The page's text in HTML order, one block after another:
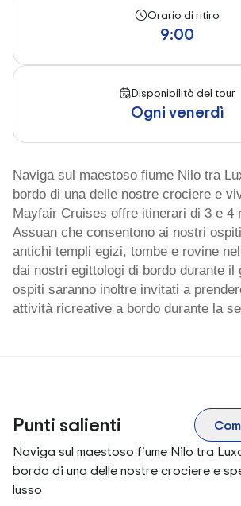
Orario di ritiro
9:00
Disponibilità del tour
Ogni venerdì
Naviga sul maestoso fiume Nilo tra
bordo di una delle nostre crociere e
Mayfair Cruises offre itinerari di 3 e 4
Assuan che consentono ai nostri
antichi templi egizi, tombe e rovine
dai nostri egittologi di bordo durante il
ospiti saranno inoltre invitati a
attività ricreative a bordo durante la
Punti salienti
Naviga sul maestoso fiume Nilo tra
bordo di una delle nostre crociere e
lusso